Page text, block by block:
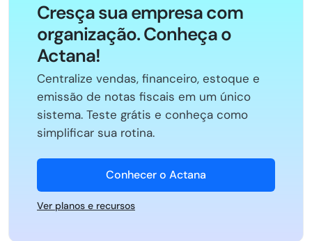
Cresça sua empresa com
organização. Conheça o
Actana!
Centralize vendas, financeiro, estoque e
emissão de notas fiscais em um único
sistema. Teste grátis e conheça como
simplificar sua rotina.
Conhecer o Actana
Ver planos e recursos